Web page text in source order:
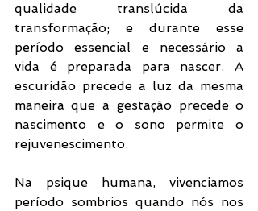
qualidade translúcida da
transformação; e durante esse
período essencial e necessário a
vida é preparada para nascer. A
escuridão precede a luz da mesma
maneira que a gestação precede o
nascimento e o sono permite o
rejuvenescimento.
Na psique humana, vivenciamos
período sombrios quando nós nos